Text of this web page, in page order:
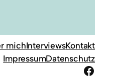
michInterviewsKontakt
ImpressumDatenschutz